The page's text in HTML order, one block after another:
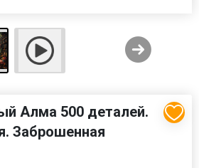
Алма 500 деталей.
Заброшенная